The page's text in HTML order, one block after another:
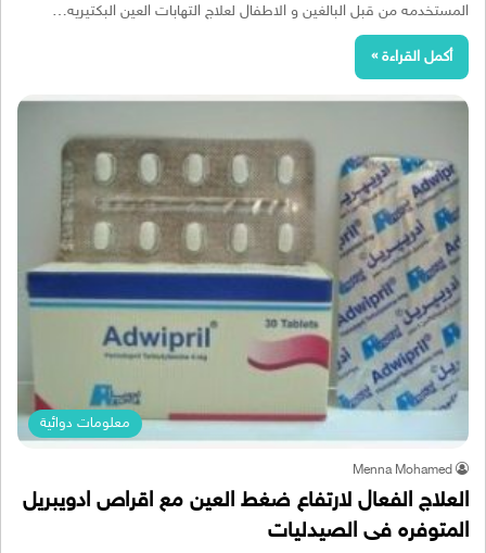
المستخدمه من قبل البالغين و الاطفال لعلاج التهابات العين البكتيريه…
أكمل القراءة »
معلومات دوائية
Menna Mohamed
العلاج الفعال لارتفاع ضغط العين مع اقراص ادويبريل
المتوفره فى الصيدليات